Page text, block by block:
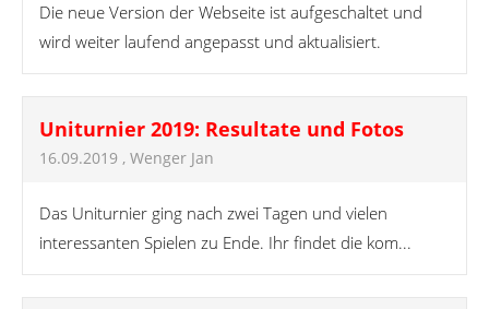
Die neue Version der Webseite ist aufgeschaltet und
wird weiter laufend angepasst und aktualisiert.
Uniturnier 2019: Resultate und Fotos
16.09.2019 , Wenger Jan
Das Uniturnier ging nach zwei Tagen und vielen
interessanten Spielen zu Ende. Ihr findet die kom...